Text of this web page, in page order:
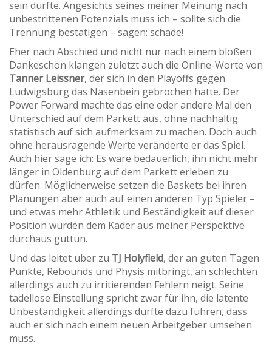
sein dürfte. Angesichts seines meiner Meinung nach
unbestrittenen Potenzials muss ich – sollte sich die
Trennung bestätigen – sagen: schade!
Eher nach Abschied und nicht nur nach einem bloßen
Dankeschön klangen zuletzt auch die Online-Worte von
Tanner Leissner, der sich in den Playoffs gegen
Ludwigsburg das Nasenbein gebrochen hatte. Der
Power Forward machte das eine oder andere Mal den
Unterschied auf dem Parkett aus, ohne nachhaltig
statistisch auf sich aufmerksam zu machen. Doch auch
ohne herausragende Werte veränderte er das Spiel.
Auch hier sage ich: Es wäre bedauerlich, ihn nicht mehr
länger in Oldenburg auf dem Parkett erleben zu
dürfen. Möglicherweise setzen die Baskets bei ihren
Planungen aber auch auf einen anderen Typ Spieler –
und etwas mehr Athletik und Beständigkeit auf dieser
Position würden dem Kader aus meiner Perspektive
durchaus guttun.
Und das leitet über zu TJ Holyfield, der an guten Tagen
Punkte, Rebounds und Physis mitbringt, an schlechten
allerdings auch zu irritierenden Fehlern neigt. Seine
tadellose Einstellung spricht zwar für ihn, die latente
Unbeständigkeit allerdings dürfte dazu führen, dass
auch er sich nach einem neuen Arbeitgeber umsehen
muss.